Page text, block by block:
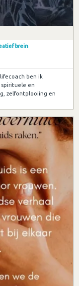
brein
ben ik
en
zelfontplooiing en